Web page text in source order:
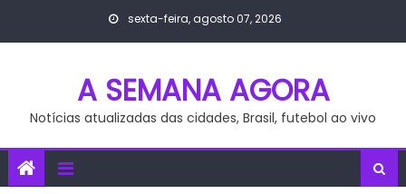
sexta-feira, agosto 07, 2026
A SEMANA AGORA
Notícias atualizadas das cidades, Brasil, futebol ao vivo